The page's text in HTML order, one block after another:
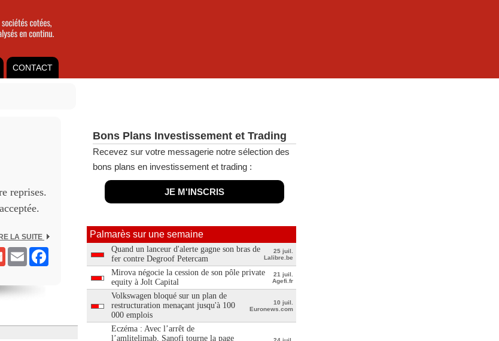
CONTACT
reprises.
LA SUITE
Gmail Email
Bons Plans Investissement et Trading
Recevez sur votre messagerie notre sélection des
bons plans en investissement et trading :
JE M'INSCRIS
Palmarès sur une semaine
Quand un lanceur d'alerte gagne son bras de
fer contre Degroof Petercam
25 juil.
Lalibre.be
Mirova négocie la cession de son pôle private
equity à Jolt Capital
21 juil.
Agefi.fr
Volkswagen bloqué sur un plan de
restructuration menaçant jusqu'à 100
000 emplois
10 juil.
Euronews.com
Eczéma : Avec l’arrêt de
l’amlitelimab, Sanofi tourne la page